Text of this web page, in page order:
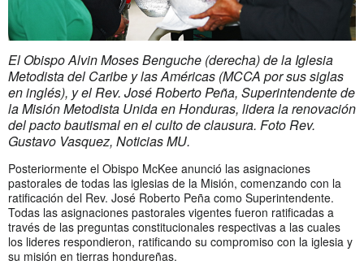
El Obispo Alvin Moses Benguche (derecha) de la Iglesia
Metodista del Caribe y las Américas (MCCA por sus siglas
en inglés), y el Rev. José Roberto Peña, Superintendente de
la Misión Metodista Unida en Honduras, lidera la renovación
del pacto bautismal en el culto de clausura. Foto Rev.
Gustavo Vasquez, Noticias MU.
Posteriormente el Obispo McKee anunció las asignaciones
pastorales de todas las iglesias de la Misión, comenzando con la
ratificación del Rev. José Roberto Peña como Superintendente.
Todas las asignaciones pastorales vigentes fueron ratificadas a
través de las preguntas constitucionales respectivas a las cuales
los lideres respondieron, ratificando su compromiso con la iglesia y
su misión en tierras hondureñas.